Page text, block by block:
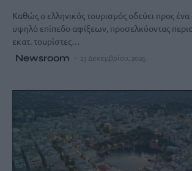
Καθώς ο ελληνικός τουρισμός οδεύει προς
υψηλό επίπεδο αφίξεων, προσελκύοντας
εκατ. τουρίστες…
Newsroom 23 Δεκεμβρίου, 2025